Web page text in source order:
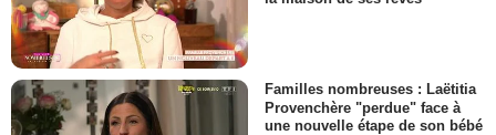
Familles nombreuses : Laëtitia
Provenchère "perdue" face à
une nouvelle étape de son bébé